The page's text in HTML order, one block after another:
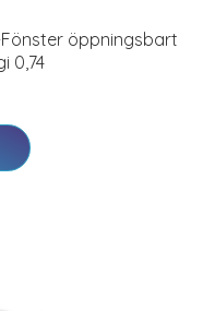
öppningsbart
0,74